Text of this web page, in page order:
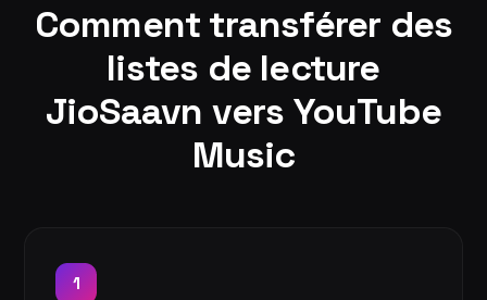
Comment transférer des
listes de lecture
JioSaavn vers YouTube
Music
1